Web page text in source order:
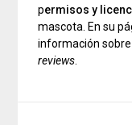
permisos y
mascota. En su
información sobre
reviews.